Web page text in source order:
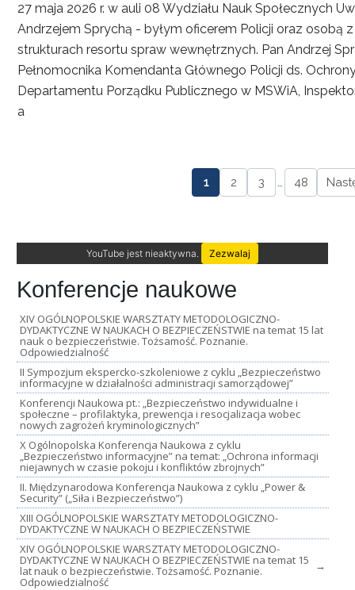
27 maja 2026 r. w auli 08 Wydziału Nauk Społecznych
Andrzejem Sprychą - byłym oficerem Policji oraz osobą
strukturach resortu spraw wewnętrznych. Pan Andrzej
Pełnomocnika Komendanta Głównego Policji ds.
Departamentu Porządku Publicznego w MSWiA,
a
1 2 3 … 48
YouTube jest nieaktywna. Zezwalaj
Konferencje naukowe
XIV OGÓLNOPOLSKIE WARSZTATY METODOLOGICZNO-
DYDAKTYCZNE W NAUKACH O BEZPIECZEŃSTWIE na temat 15 lat
nauk o bezpieczeństwie. Tożsamość. Poznanie.
Odpowiedzialność
II Sympozjum ekspercko-szkoleniowe z cyklu „Bezpieczeństwo
informacyjne w działalności administracji samorządowej”
Konferencji Naukowa pt.: „Bezpieczeństwo indywidualne i
społeczne – profilaktyka, prewencja i resocjalizacja wobec
nowych zagrożeń kryminologicznych”
X Ogólnopolska Konferencja Naukowa z cyklu
„Bezpieczeństwo informacyjne” na temat: „Ochrona informacji
niejawnych w czasie pokoju i konfliktów zbrojnych”
II. Międzynarodowa Konferencja Naukowa z cyklu „Power &
Security” („Siła i Bezpieczeństwo”)
XIII OGÓLNOPOLSKIE WARSZTATY METODOLOGICZNO-
DYDAKTYCZNE W NAUKACH O BEZPIECZEŃSTWIE
XIV OGÓLNOPOLSKIE WARSZTATY METODOLOGICZNO-
DYDAKTYCZNE W NAUKACH O BEZPIECZEŃSTWIE na temat 15
lat nauk o bezpieczeństwie. Tożsamość. Poznanie.
Odpowiedzialność
→